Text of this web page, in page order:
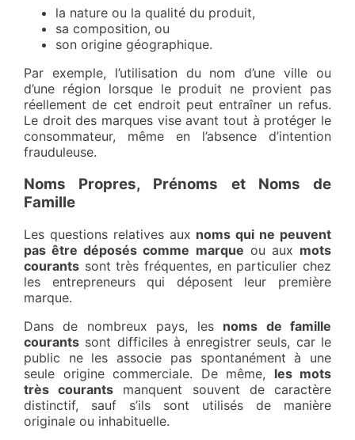
la nature ou la qualité du produit,
sa composition, ou
son origine géographique.
Par exemple, l’utilisation du nom d’une ville ou
d’une région lorsque le produit ne provient pas
réellement de cet endroit peut entraîner un refus.
Le droit des marques vise avant tout à protéger le
consommateur, même en l’absence d’intention
frauduleuse.
Noms Propres, Prénoms et Noms de
Famille
Les questions relatives aux noms qui ne peuvent
pas être déposés comme marque ou aux mots
courants sont très fréquentes, en particulier chez
les entrepreneurs qui déposent leur première
marque.
Dans de nombreux pays, les noms de famille
courants sont difficiles à enregistrer seuls, car le
public ne les associe pas spontanément à une
seule origine commerciale. De même, les mots
très courants manquent souvent de caractère
distinctif, sauf s’ils sont utilisés de manière
originale ou inhabituelle.